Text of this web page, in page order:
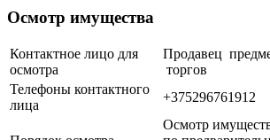
Осмотр имущества
Контактное лицо для
осмотра
Продавец
торгов
Телефоны контактного
лица
+375296761912
Осмотр